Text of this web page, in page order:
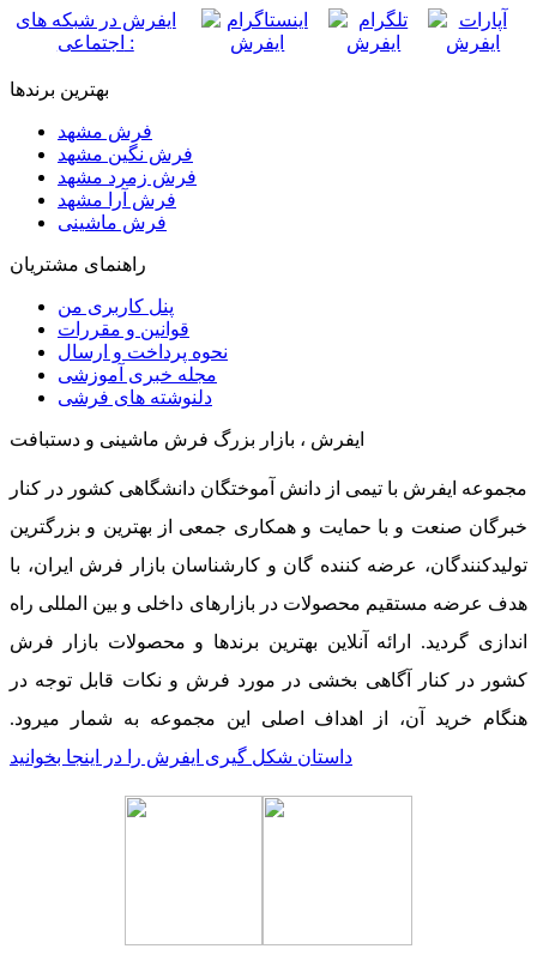
ایفرش در شبکه های
اجتماعی :
بهترین برندها
فرش مشهد
فرش نگین مشهد
فرش زمرد مشهد
فرش آرا مشهد
فرش ماشینی
راهنمای مشتریان
پنل کاربری من
قوانین و مقررات
نحوه پرداخت و ارسال
مجله خبری آموزشی
دلنوشته های فرشی
ایفرش ، بازار بزرگ فرش ماشینی و دستبافت
مجموعه ایفرش با تیمی از دانش آموختگان دانشگاهی کشور در کنار
خبرگان صنعت و با حمایت و همکاری جمعی از بهترین و بزرگترین
تولیدکنندگان، عرضه کننده گان و کارشناسان بازار فرش ایران، با
هدف عرضه مستقیم محصولات در بازارهای داخلی و بین المللی راه
اندازی گردید. ارائه آنلاین بهترین برندها و محصولات بازار فرش
کشور در کنار آگاهی بخشی در مورد فرش و نکات قابل توجه در
هنگام خرید آن، از اهداف اصلی این مجموعه به شمار میرود.
داستان شکل گیری ایفرش را در اینجا بخوانید